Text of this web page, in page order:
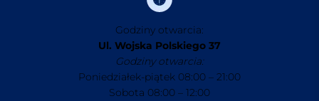
Godziny otwarcia:
Ul. Wojska Polskiego 37
Godziny otwarcia:
Poniedziałek-piątek 08:00 – 21:00
Sobota 08:00 – 12:00